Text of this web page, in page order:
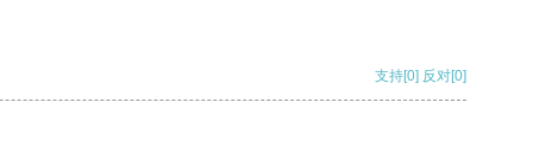
支持[0] 反对[0]